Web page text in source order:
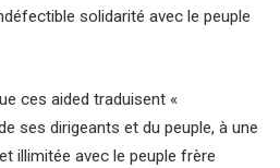
solidarité avec le peuple
ces aided traduisent «
ses dirigeants et du peuple, à une
illimitée avec le peuple frère